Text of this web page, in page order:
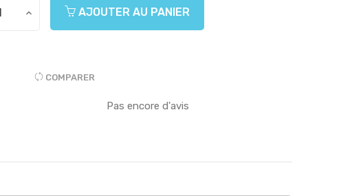
AJOUTER AU PANIER
COMPARER
Pas encore d'avis